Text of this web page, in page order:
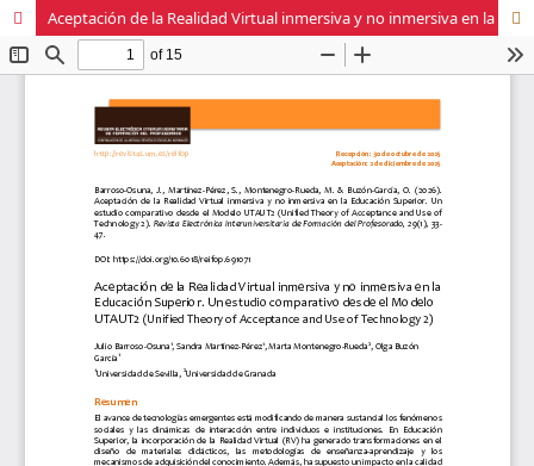
Aceptación de la Realidad Virtual inmersiva y no inmersiva en la Educación Superior. Un estudio comparativo desde el Modelo UTAUT2 (Unified Theory of Acceptance and Use of Technology 2)